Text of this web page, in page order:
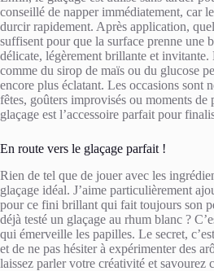
conseillé de napper immédiatement, car
durcir rapidement. Après application,
suffisent pour que la surface prenne une
délicate, légèrement brillante et invitante.
comme du sirop de maïs ou du glucose
encore plus éclatant. Les occasions sont
fêtes, goûters improvisés ou moments de
glaçage est l’accessoire parfait pour
En route vers le glaçage parfait !
Rien de tel que de jouer avec les
glaçage idéal. J’aime particulièrement
pour ce fini brillant qui fait toujours son
déjà testé un glaçage au rhum blanc ?
qui émerveille les papilles. Le secret,
et de ne pas hésiter à expérimenter des
laissez parler votre créativité et savourez